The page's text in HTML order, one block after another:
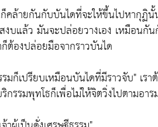
คล้ายกันกับบันไดที่จะให้ขึ้นไปหากุฏิ
งบแล้ว มันจะปล่อยวางเอง เหมือนกั
ก็ต้องปล่อยมือจากราวบันได
มก็เปรียบเหมือนบันไดที่มีราวจับ" เร
กรรมพุทโธก็เพื่อไม่ให้จิตวิ่งไปตามอา